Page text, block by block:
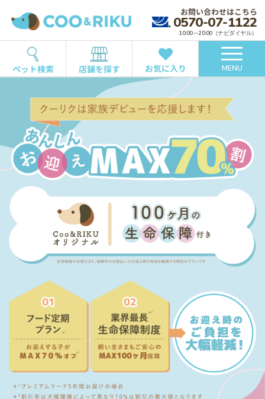
お問い合わせはこちら
0570-07-1122
10:00～20:00（ナビダイヤル）
ペット検索 店舗を探す お気に入り MENU